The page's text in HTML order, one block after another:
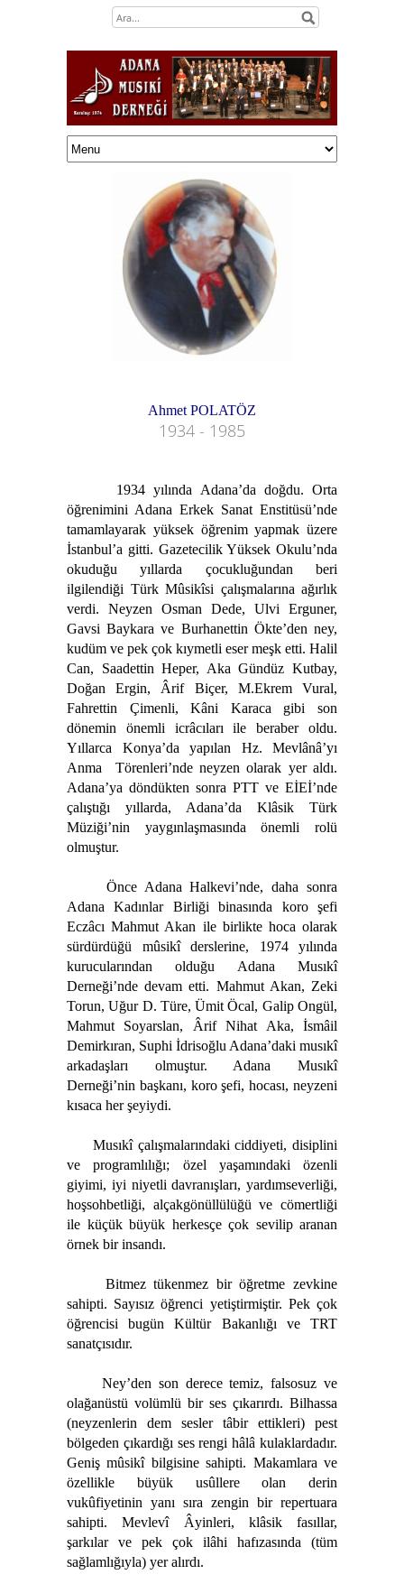
Ahmet POLATÖZ
1934 - 1985
1934 yılında Adana’da doğdu. Orta
öğrenimini Adana Erkek Sanat Enstitüsü’nde
tamamlayarak yüksek öğrenim yapmak üzere
İstanbul’a gitti. Gazetecilik Yüksek Okulu’nda
okuduğu yıllarda çocukluğundan beri
ilgilendiği Türk Mûsikîsi çalışmalarına ağırlık
verdi. Neyzen Osman Dede, Ulvi Erguner,
Gavsi Baykara ve Burhanettin Ökte’den ney,
kudüm ve pek çok kıymetli eser meşk etti. Halil
Can, Saadettin Heper, Aka Gündüz Kutbay,
Doğan Ergin, Ârif Biçer, M.Ekrem Vural,
Fahrettin Çimenli, Kâni Karaca gibi son
dönemin önemli icrâcıları ile beraber oldu.
Yıllarca Konya’da yapılan Hz. Mevlânâ’yı
Anma Törenleri’nde neyzen olarak yer aldı.
Adana’ya döndükten sonra PTT ve EİEİ’nde
çalıştığı yıllarda, Adana’da Klâsik Türk
Müziği’nin yaygınlaşmasında önemli rolü
olmuştur.
Önce Adana Halkevi’nde, daha sonra
Adana Kadınlar Birliği binasında koro şefi
Eczâcı Mahmut Akan ile birlikte hoca olarak
sürdürdüğü mûsikî derslerine, 1974 yılında
kurucularından olduğu Adana Musıkî
Derneği’nde devam etti. Mahmut Akan, Zeki
Torun, Uğur D. Türe, Ümit Öcal, Galip Ongül,
Mahmut Soyarslan, Ârif Nihat Aka, İsmâil
Demirkıran, Suphi İdrisoğlu Adana’daki musıkî
arkadaşları olmuştur. Adana Musıkî
Derneği’nin başkanı, koro şefi, hocası, neyzeni
kısaca her şeyiydi.
Musıkî çalışmalarındaki ciddiyeti, disiplini
ve programlılığı; özel yaşamındaki özenli
giyimi, iyi niyetli davranışları, yardımseverliği,
hoşsohbetliği, alçakgönüllülüğü ve cömertliği
ile küçük büyük herkesçe çok sevilip aranan
örnek bir insandı.
Bitmez tükenmez bir öğretme zevkine
sahipti. Sayısız öğrenci yetiştirmiştir. Pek çok
öğrencisi bugün Kültür Bakanlığı ve TRT
sanatçısıdır.
Ney’den son derece temiz, falsosuz ve
olağanüstü volümlü bir ses çıkarırdı. Bilhassa
(neyzenlerin dem sesler tâbir ettikleri) pest
bölgeden çıkardığı ses rengi hâlâ kulaklardadır.
Geniş mûsikî bilgisine sahipti. Makamlara ve
özellikle büyük usûllere olan derin
vukûfiyetinin yanı sıra zengin bir repertuara
sahipti. Mevlevî Âyinleri, klâsik fasıllar,
şarkılar ve pek çok ilâhi hafızasında (tüm
sağlamlığıyla) yer alırdı.